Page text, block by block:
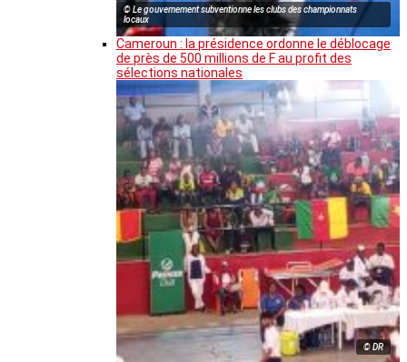
© Le gouvernement subventionne les clubs des championnats
locaux
Cameroun : la présidence ordonne le déblocage
de près de 500 millions de F au profit des
sélections nationales
© DR